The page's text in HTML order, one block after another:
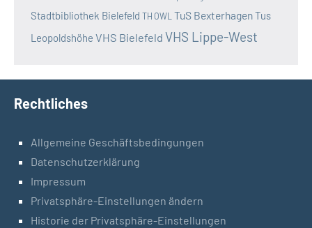
Stadtbibliothek Bielefeld TH OWL TuS BexterhagenTus
Leopoldshöhe VHS Bielefeld VHS Lippe-West
Rechtliches
Allgemeine Geschäftsbedingungen
Datenschutzerklärung
Impressum
Privatsphäre-Einstellungen ändern
Historie der Privatsphäre-Einstellungen